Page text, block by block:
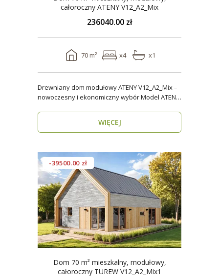
całoroczny ATENY V12_A2_Mix
236040.00 zł
70 m² x4 x1
Drewniany dom modułowy ATENY V12_A2_Mix –
nowoczesny i ekonomiczny wybór Model ATENY
WIĘCEJ
-39500.00 zł
Dom 70 m² mieszkalny, modułowy,
całoroczny TUREW V12_A2_Mix1